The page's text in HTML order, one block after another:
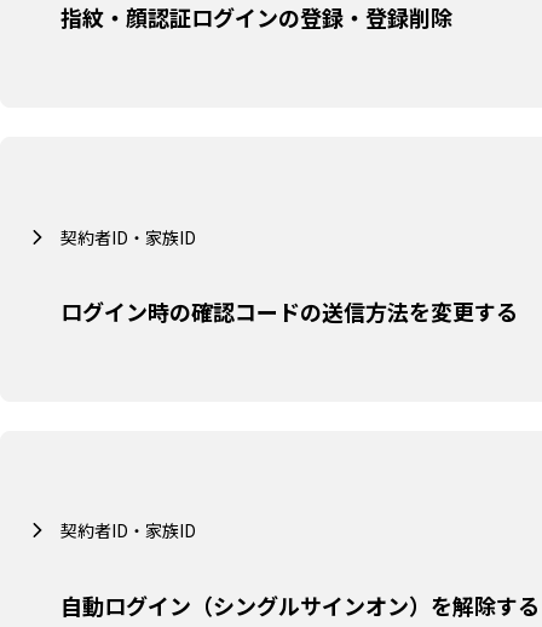
指紋・顔認証ログインの登録・登録削除
契約者ID・家族ID
ログイン時の確認コードの送信方法を変更する
契約者ID・家族ID
自動ログイン（シングルサインオン）を解除する